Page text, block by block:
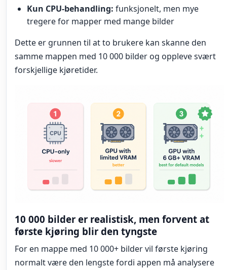
Kun CPU-behandling: funksjonelt, men mye
tregere for mapper med mange bilder
Dette er grunnen til at to brukere kan skanne den
samme mappen med 10 000 bilder og oppleve svært
forskjellige kjøretider.
10 000 bilder er realistisk, men forvent at
første kjøring blir den tyngste
For en mappe med 10 000+ bilder vil første kjøring
normalt være den lengste fordi appen må analysere